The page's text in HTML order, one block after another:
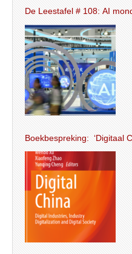
De
Boekbespreking: ‘Digitaal